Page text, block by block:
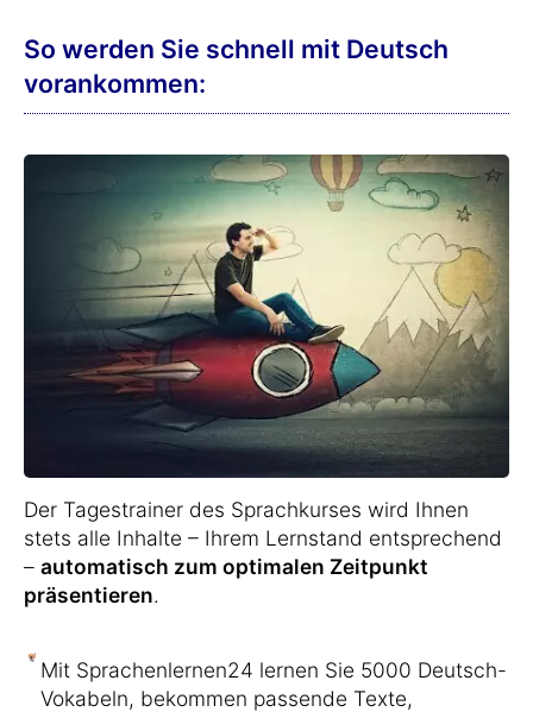
So werden Sie schnell mit Deutsch
vorankommen:
Der Tagestrainer des Sprachkurses wird Ihnen
stets alle Inhalte – Ihrem Lernstand entsprechend
– automatisch zum optimalen Zeitpunkt
präsentieren.
Mit Sprachenlernen24 lernen Sie 5000 Deutsch-
Vokabeln, bekommen passende Texte,